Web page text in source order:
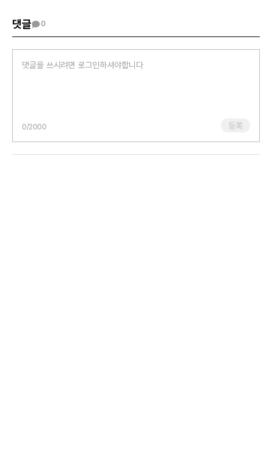
태도가 이미 변화의 시작입니다.
댓글 0
0/2000 등록